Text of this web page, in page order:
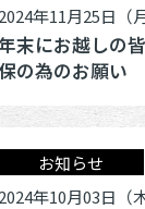
2024年11月25日（月
末にお越しの
の為のお願い
お知らせ
2024年10月03日（木